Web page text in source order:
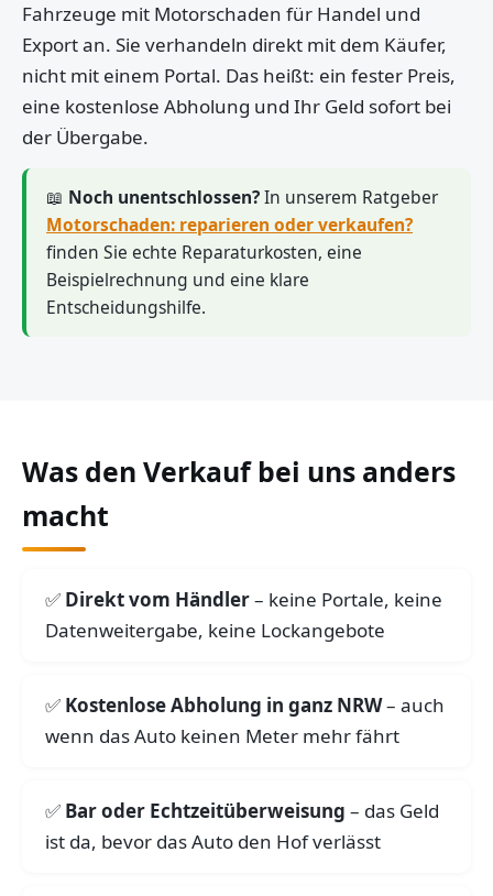
Fahrzeuge mit Motorschaden für Handel und
Export an. Sie verhandeln direkt mit dem Käufer,
nicht mit einem Portal. Das heißt: ein fester Preis,
eine kostenlose Abholung und Ihr Geld sofort bei
der Übergabe.
📖 Noch unentschlossen?In unserem Ratgeber
Motorschaden: reparieren oder verkaufen?
finden Sie echte Reparaturkosten, eine
Beispielrechnung und eine klare
Entscheidungshilfe.
Was den Verkauf bei uns anders
macht
Direkt vom Händler– keine Portale, keine
Datenweitergabe, keine Lockangebote
Kostenlose Abholung in ganz NRW– auch
wenn das Auto keinen Meter mehr fährt
Bar oder Echtzeitüberweisung – das Geld
ist da, bevor das Auto den Hof verlässt